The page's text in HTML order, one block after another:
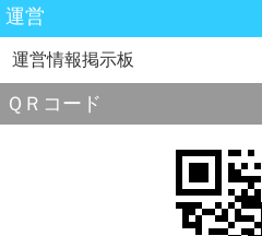
運営
運営情報掲示板
ＱＲコード